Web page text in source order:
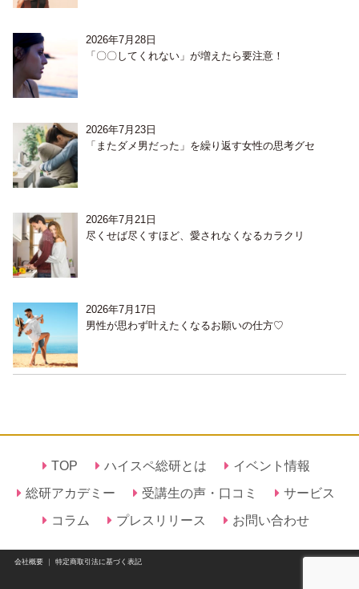
2026年7月28日
「〇〇してくれない」が増えたら要注意！
2026年7月23日
「またダメ男だった」を繰り返す女性の思考グセ
2026年7月21日
尽くせば尽くすほど、愛されなくなるカラクリ
2026年7月17日
男性が思わず叶えたくなるお願いの仕方♡
TOP ハイスペ総研とは
イベント情報
総研アカデミー
受講生の声・口コミ
サービス
コラム
プレスリリース お問い合わせ
会社概要｜ 特定商取引法に基づく表記